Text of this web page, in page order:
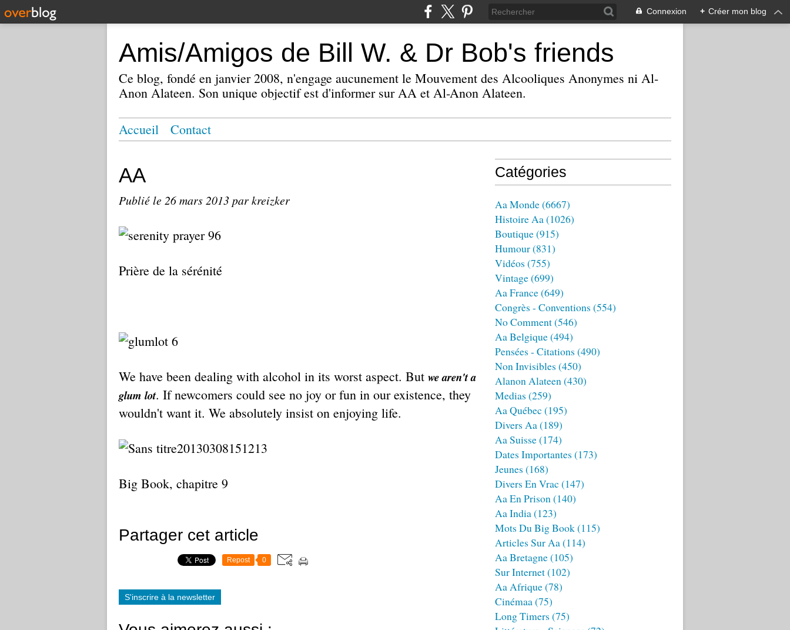
Connexion + Créer mon blog
Amis/Amigos de Bill W. & Dr Bob's friends
Ce blog, fondé en janvier 2008, n'engage aucunement le Mouvement des Alcooliques Anonymes ni Al-
Anon Alateen. Son unique objectif est d'informer sur AA et Al-Anon Alateen.
Accueil Contact
AA
Publié le 26 mars 2013par kreizker
Prière de la sérénité
We have been dealing with alcohol in its worst aspect. But we aren't a
glum lot. If newcomers could see no joy or fun in our existence, they
wouldn't want it. We absolutely insist on enjoying life.
Big Book, chapitre 9
Partager cet article
Repost 0
S'inscrire à la newsletter
Catégories
Aa Monde(6667)
Histoire Aa(1026)
Boutique(915)
Humour(831)
Vidéos (755)
Vintage(699)
Aa France(649)
Congrès - Conventions (554)
No Comment(546)
Aa Belgique(494)
Pensées - Citations (490)
Non Invisibles (450)
Alanon Alateen(430)
Medias (259)
Aa Québec (195)
Divers Aa(189)
Aa Suisse(174)
Dates Importantes (173)
Jeunes (168)
Divers En Vrac (147)
Aa En Prison(140)
Aa India(123)
Mots Du Big Book(115)
Articles Sur Aa(114)
Aa Bretagne(105)
Sur Internet(102)
Aa Afrique(78)
Cinémaa(75)
Long Timers (75)